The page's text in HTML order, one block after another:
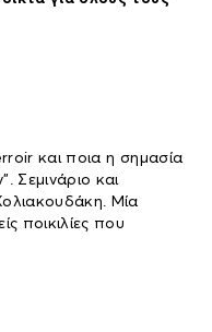
και ποια η σημασία
Σεμινάριο και
Μία
ποικιλίες που